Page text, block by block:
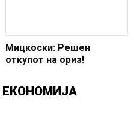
Мицкоски: Решен
откупот на ориз!
ЕКОНОМИЈА